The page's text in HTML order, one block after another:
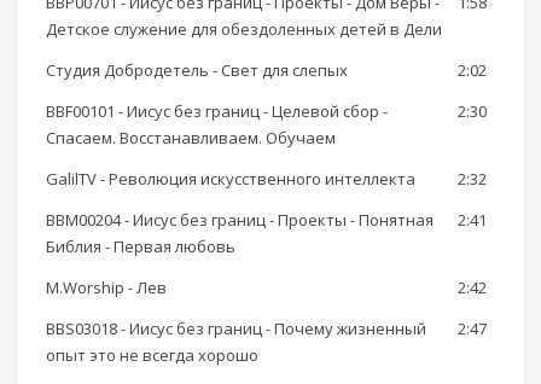
Детское служение для обездоленных детей в Дели
Студия Добродетель - Свет для слепых
2:02
BBF00101 - Иисус без границ - Целевой сбор -
Спасаем. Восстанавливаем. Обучаем
2:30
GalilTV - Революция искусственного интеллекта
2:32
BBM00204 - Иисус без границ - Проекты - Понятная
Библия - Первая любовь
2:41
M.Worship - Лев
2:42
BBS03018 - Иисус без границ - Почему жизненный
опыт это не всегда хорошо
2:47